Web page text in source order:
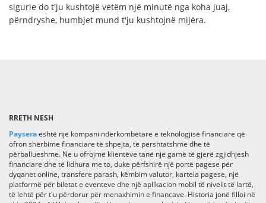
sigurie do t'ju kushtojë vetëm një minutë nga koha juaj,
përndryshe, humbjet mund t'ju kushtojnë mijëra.
RRETH NESH
Payseraështë një kompani ndërkombëtare e teknologjisë financiare që
ofron shërbime financiare të shpejta, të përshtatshme dhe të
përballueshme. Ne u ofrojmë klientëve tanë një gamë të gjerë zgjidhjesh
financiare dhe të lidhura me to, duke përfshirë një portë pagese për
dyqanet online, transfere parash, këmbim valutor, kartela pagese, një
platformë për biletat e eventeve dhe një aplikacion mobil të nivelit të lartë,
të lehtë për t'u përdorur për menaxhimin e financave. Historia jonë filloi në